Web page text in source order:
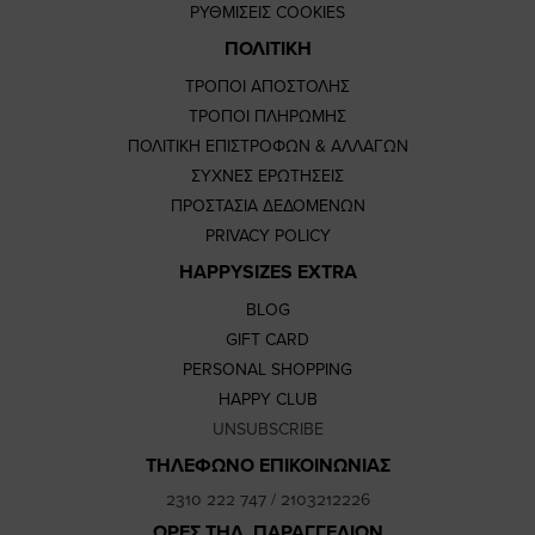
ΡΥΘΜΙΣΕΙΣ COOKIES
ΠΟΛΙΤΙΚΗ
ΤΡΟΠΟΙ ΑΠΟΣΤΟΛΗΣ
ΤΡΟΠΟΙ ΠΛΗΡΩΜΗΣ
ΠΟΛΙΤΙΚΗ ΕΠΙΣΤΡΟΦΩΝ & ΑΛΛΑΓΩΝ
ΣΥΧΝΕΣ ΕΡΩΤΗΣΕΙΣ
ΠΡΟΣΤΑΣΙΑ ΔΕΔΟΜΕΝΩΝ
PRIVACY POLICY
HAPPYSIZES EXTRA
BLOG
GIFT CARD
PERSONAL SHOPPING
HAPPY CLUB
UNSUBSCRIBE
ΤΗΛΕΦΩΝΟ ΕΠΙΚΟΙΝΩΝΙΑΣ
2310 222 747/ 2103212226